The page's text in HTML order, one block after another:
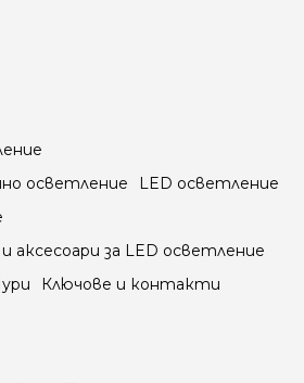
осветление
LED осветление
аксесоари за LED осветление
Ключове и контакти